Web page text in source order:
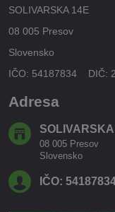
SOLIVARSKA 14E
08 005 Presov
Slovensko
IČO: 54187834 DIČ:
Adresa
SOLIVARSKA
08 005 Presov
Slovensko
IČO: